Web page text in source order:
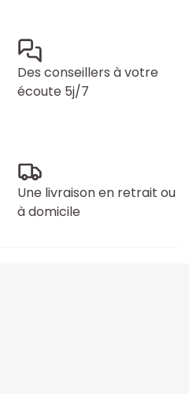
Des conseillers à votre
écoute 5j/7
Une livraison en retrait ou
à domicile